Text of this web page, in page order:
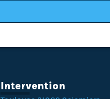
Intervention